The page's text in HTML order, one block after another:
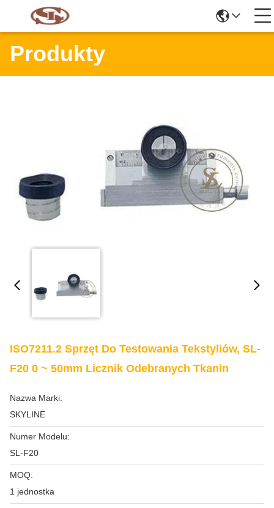
Produkty
ISO7211.2 Sprzęt Do Testowania Tekstyliów, SL-
F20 0 ~ 50mm Licznik Odebranych Tkanin
Nazwa Marki:
SKYLINE
Numer Modelu:
SL-F20
MOQ:
1 jednostka